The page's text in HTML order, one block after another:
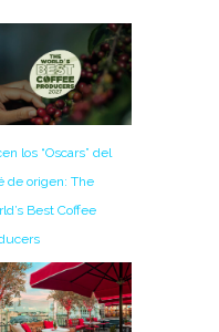
los “Oscars” del
de origen: The
Best Coffee